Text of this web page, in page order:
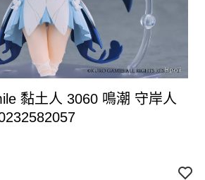
黏土人 3060 鳴潮 守岸人